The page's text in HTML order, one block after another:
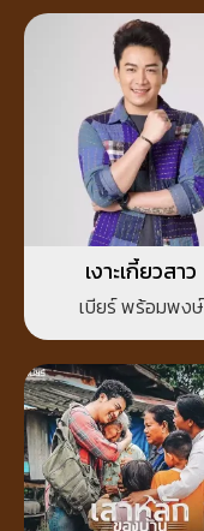
เงาะเกี้ยวสาว
เบียร์ พร้อมพงษ์